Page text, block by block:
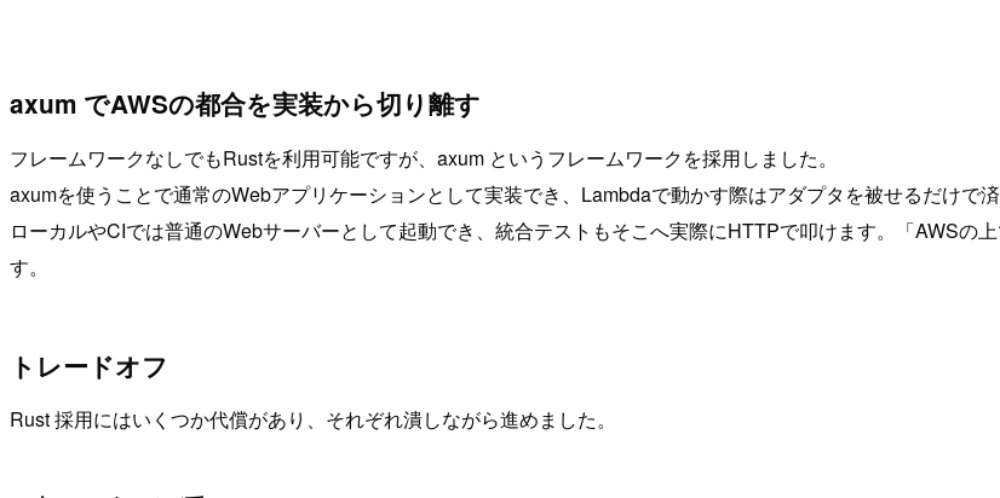
axum でAWSの都合を実装から切り離す
フレームワークなしでもRustを利用可能ですが、axum というフレームワークを採用しました。
axumを使うことで通常のWebアプリケーションとして実装でき、Lambdaで動かす際はアダプタを被せるだけで済
ローカルやCIでは普通のWebサーバーとして起動でき、統合テストもそこへ実際にHTTPで叩けます。「AWSの
す。
トレードオフ
Rust 採用にはいくつか代償があり、それぞれ潰しながら進めました。